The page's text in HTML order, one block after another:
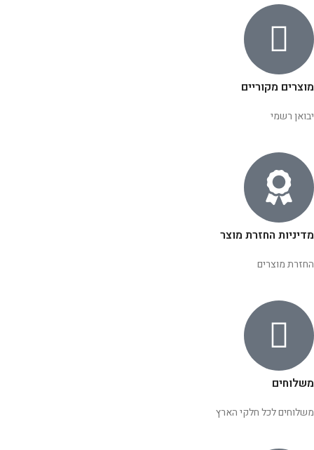
מוצרים מקוריים
יבואן רשמי
מדיניות החזרת מוצר
החזרת מוצרים
משלוחים
משלוחים לכל חלקי הארץ